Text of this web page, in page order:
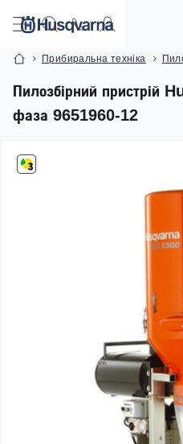
Прибиральна техніка
Пилозбірний пристрій
фаза 9651960-12